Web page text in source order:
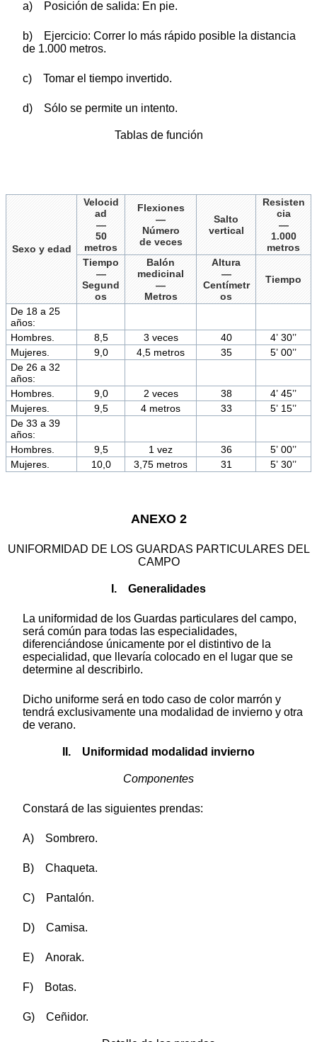
a) Posición de salida: En pie.
b) Ejercicio: Correr lo más rápido posible la distancia
de 1.000 metros.
c) Tomar el tiempo invertido.
d) Sólo se permite un intento.
Tablas de función
Sexo y edad
Velocid
ad
—
50
metros
Flexiones
—
Número
de veces
Salto
vertical
Resisten
cia
—
1.000
metros
Tiempo
—
Segund
os
Balón
medicinal
—
Metros
Altura
—
Centímetr
os
Tiempo
De 18 a 25
años:
Hombres.
8,5 3 veces 40
4’ 30’’
Mujeres.
9,0 4,5 metros 35
5’ 00’’
De 26 a 32
años:
Hombres.
9,0 2 veces 38
4’ 45’’
Mujeres.
9,5 4 metros 33
5’ 15’’
De 33 a 39
años:
Hombres.
9,5 1 vez 36
5’ 00’’
Mujeres.
10,0 3,75 metros 31 5’ 30’’
ANEXO 2
UNIFORMIDAD DE LOS GUARDAS PARTICULARES DEL
CAMPO
I. Generalidades
La uniformidad de los Guardas particulares del campo,
será común para todas las especialidades,
diferenciándose únicamente por el distintivo de la
especialidad, que llevaría colocado en el lugar que se
determine al describirlo.
Dicho uniforme será en todo caso de color marrón y
tendrá exclusivamente una modalidad de invierno y otra
de verano.
II. Uniformidad modalidad invierno
Componentes
Constará de las siguientes prendas:
A) Sombrero.
B) Chaqueta.
C) Pantalón.
D) Camisa.
E) Anorak.
F) Botas.
G) Ceñidor.